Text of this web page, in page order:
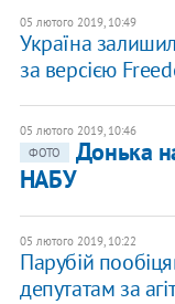
05 лютого 2019, 10:49
Україна
за версією
05 лютого 2019, 10:46
ФОТО
Донька
НАБУ
05 лютого 2019, 10:22
Парубій
депутатам за